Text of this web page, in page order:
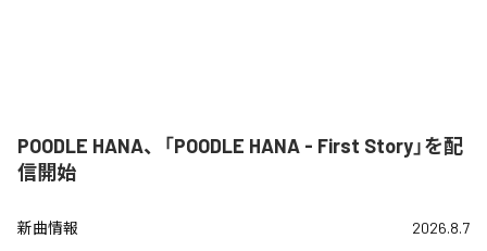
POODLE HANA、「POODLE HANA - First Story」を配
信開始
新曲情報 2026.8.7